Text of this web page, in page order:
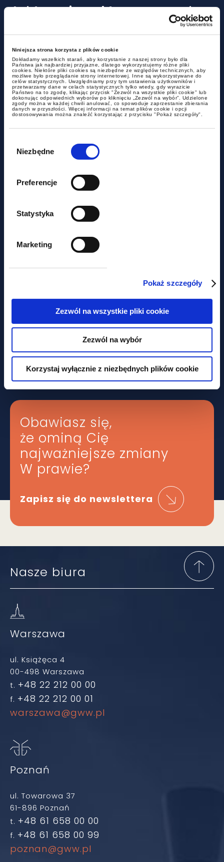
Niniejsza strona korzysta z plików cookie
Dokładamy wszelkich starań, aby korzystanie z naszej strony było dla
Państwa jak najbardziej przyjazne, dlatego wykorzystujemy różne pliki
cookies. Niektóre pliki cookies są niezbędne ze względów technicznych, aby
możliwe było przeglądanie strony internetowej. Inne są wykorzystywane do
celów statystycznych. Uwzględniamy przy tym ustawienia użytkowników i
przetwarzamy dane w celach statystycznych tylko wtedy, gdy wyrazicie
Państwo na to zgodę, klikając przycisk "Zezwól na wszystkie pliki cookie" lub
dokonując odpowiednich wyborów po kliknięciu „Zezwól na wybór”. Udzielone
zgody można w każdej chwili anulować, co spowoduje zaprzestanie zbierania
danych w przyszłości. Więcej informacji na temat plików cookie i opcji
dostosowywania można znaleźć korzystając z przycisku "Pokaż szczegóły".
zgody
Niezbędne
Preferencje
Statystyka
Marketing
Pokaż szczegóły
Zezwól na wszystkie pliki cookie
Zezwól na wybór
Korzystaj wyłącznie z niezbędnych plików cookie
Już teraz inspektor pracy może
zdecydować, że Twoja umowa
B2B to w rzeczywistości etat
aktualności
Czy miasto może być
podatnikiem akcyzy?
aktualności
Nie tylko prawem... Piknik
charytatywny z udziałem GWW
Obawiasz się,
że ominą Cię
najważniejsze zmiany
W prawie?
Zapisz się do newslettera
Nasze biura
Warszawa
ul. Książęca 4
00-498 Warszawa
t. +48 22 212 00 00
f. +48 22 212 00 01
warszawa@gww.pl
Poznań
ul. Towarowa 37
61-896 Poznań
t. +48 61 658 00 00
f. +48 61 658 00 99
poznan@gww.pl